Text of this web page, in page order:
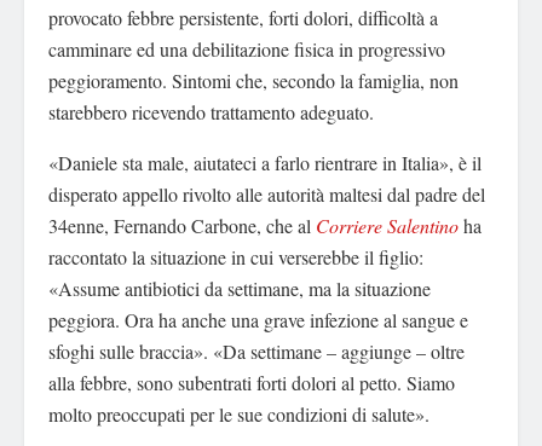
provocato febbre persistente, forti dolori, difficoltà a
camminare ed una debilitazione fisica in progressivo
peggioramento. Sintomi che, secondo la famiglia, non
starebbero ricevendo trattamento adeguato.
«Daniele sta male, aiutateci a farlo rientrare in Italia», è il
disperato appello rivolto alle autorità maltesi dal padre del
34enne, Fernando Carbone, che al Corriere Salentinoha
raccontato la situazione in cui verserebbe il figlio:
«Assume antibiotici da settimane, ma la situazione
peggiora. Ora ha anche una grave infezione al sangue e
sfoghi sulle braccia». «Da settimane – aggiunge – oltre
alla febbre, sono subentrati forti dolori al petto. Siamo
molto preoccupati per le sue condizioni di salute».